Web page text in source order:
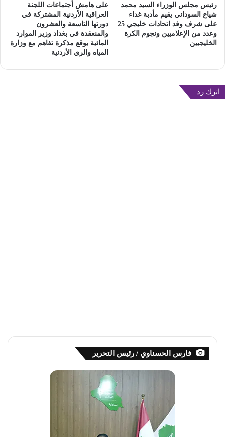
رئيس مجلس الوزراء السيد محمد
شياع السوداني يقيم مأدبة غداء
على شرف وفد اتحادات خليجي 25
وعدد من الإعلاميين ونجوم الكرة
الخليجيين
على هامش أجتماعات اللجنة
العراقية الأردنية المشتركة في
دورتها التاسعة والعشرون
والمنعقدة في بغداد وزير الموارد
المائية يوقع مذكرة تفاهم مع وزارة
المياه والري الأردنية
اترك رد
فارس الحسناوي / رئيس التحرير